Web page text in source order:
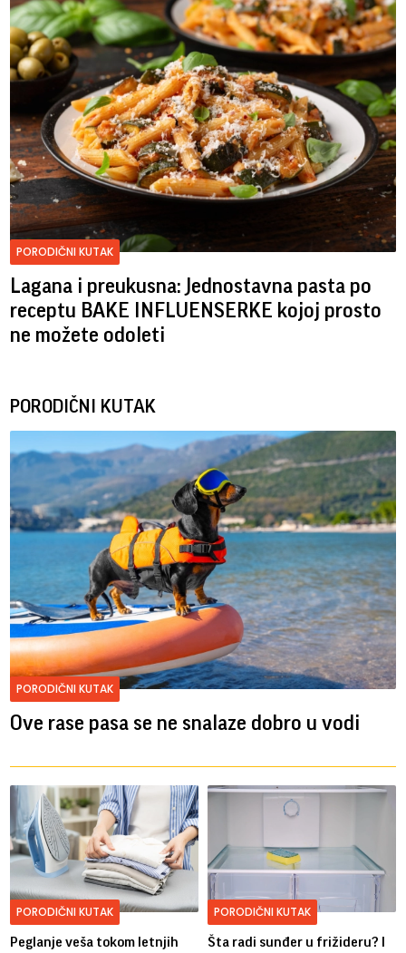
PORODIČNI KUTAK
Lagana i preukusna: Jednostavna pasta po
receptu BAKE INFLUENSERKE kojoj prosto
ne možete odoleti
PORODIČNI KUTAK
PORODIČNI KUTAK
Ove rase pasa se ne snalaze dobro u vodi
PORODIČNI KUTAK
Peglanje veša tokom letnjih
PORODIČNI KUTAK
Šta radi sunđer u frižideru? I